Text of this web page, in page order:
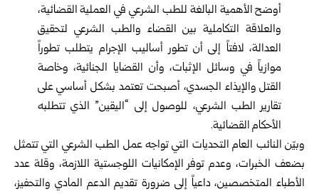
أوضح الأهمية البالغة للطب الشرعي في العملية القضائية،
والعلاقة التكاملية بين القضاء والطب الشرعي لتحقيق
العدالة، لافتاً إلى أن تطور أساليب الإجرام يتطلب تطوراً
موازياً في وسائل الإثبات، وأن القضايا الجنائية، وخاصة
القتل والإيذاء الجسدي، أصبحت تعتمد بشكل أساسي على
تقارير الطب الشرعي، للوصول إلى “اليقين” الذي تتطلبه
الأحكام القضائية.
وبيّن النائب العام التحديات التي تواجه عمل الطب الشرعي التي تتمثل
بضعف الخبرات، وعدم توفر الإمكانيات اللوجستية اللازمة، وقلة عدد
الأطباء المتخصصين، داعياً إلى ضرورة تقديم الدعم المادي والتحفيز،